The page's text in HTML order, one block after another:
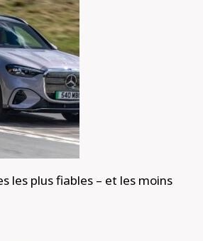
les plus fiables – et les moins